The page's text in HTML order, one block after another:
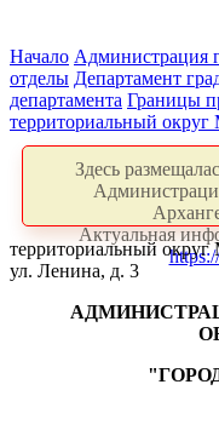
Начало Администрация
отделы Департамент
департамента Границы
территориальный округ
Здесь
Актуальная
территориальный округ
ул. Ленина, д. 3